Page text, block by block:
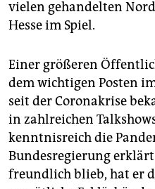
vielen gehandelten
Hesse im Spiel.
Einer größeren
dem wichtigen Posten
seit der Coronakrise
in zahlreichen
kenntnisreich die
Bundesregierung
freundlich blieb, hat er